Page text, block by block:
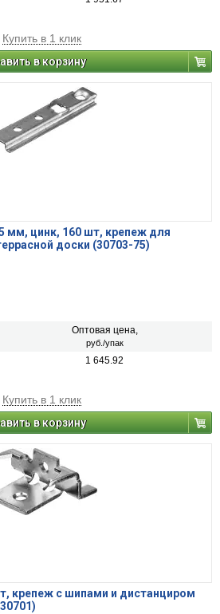
Купить в 1 клик
в корзину
мм, цинк, 160 шт, крепеж для
доски (30703-75)
Оптовая цена,
руб./упак
1 645.92
Купить в 1 клик
в корзину
крепеж с шипами и дистанциром